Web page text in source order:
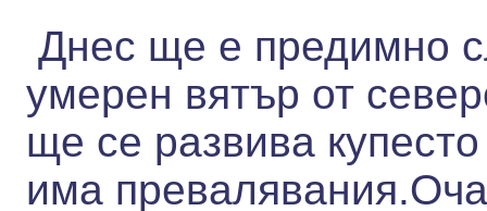
Днес ще е предимно
умерен вятър от
ще се развива
има